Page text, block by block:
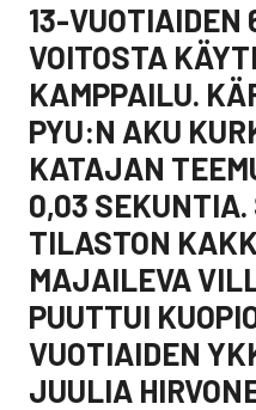
13-VUOTIAIDEN
VOITOSTA
KAMPPAILU.
PYU:N AKU
KATAJAN
0,03 SEKUNTIA.
TILASTON
MAJAILEVA
PUUTTUI
VUOTIAIDEN
JUULIA